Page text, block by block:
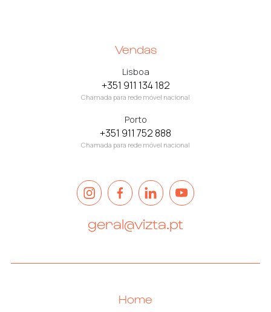
Vendas
Lisboa
+351 911 134 182
Chamada para rede móvel nacional
Porto
+351 911 752 888
Chamada para rede móvel nacional
geral@vizta.pt
Home